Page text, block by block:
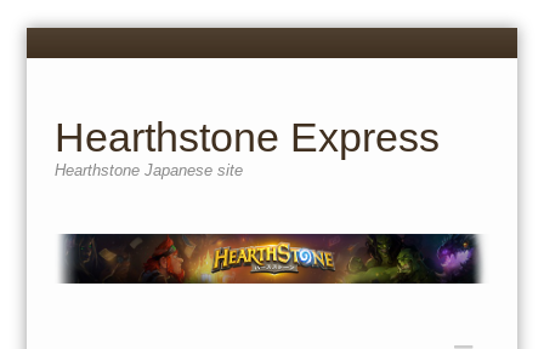
Menu
Hearthstone Express
Hearthstone Japanese site